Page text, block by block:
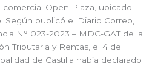
comercial Open Plaza, ubicado
publicó el Diario Correo,
N° 023-2023 – MDC-GAT de la
Tributaria y Rentas, el 4 de
de Castilla había declarado